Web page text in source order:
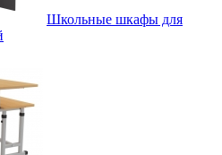
Школьные шкафы для